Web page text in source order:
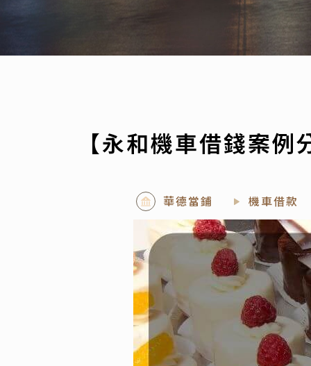
【永和機車借錢案
華德當鋪 機車借款